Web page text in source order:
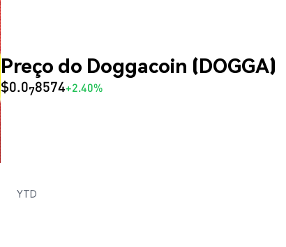
Preço do Doggacoin (DOGGA)
$0.078574+2.40%
YTD